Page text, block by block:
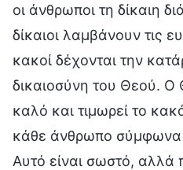
οι άνθρωποι τη δίκαιη
δίκαιοι λαμβάνουν τις
κακοί δέχονται την
δικαιοσύνη του Θεού. Ο
καλό και τιμωρεί το
κάθε άνθρωπο σύμφωνα
Αυτό είναι σωστό, αλλά